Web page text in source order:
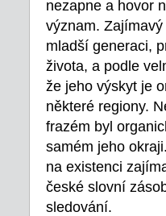
nezapne a hovor
význam.
mladší generaci,
života, a podle
že jeho výskyt je
některé regiony.
frazém byl
samém jeho
na existenci
české slovní
sledování.